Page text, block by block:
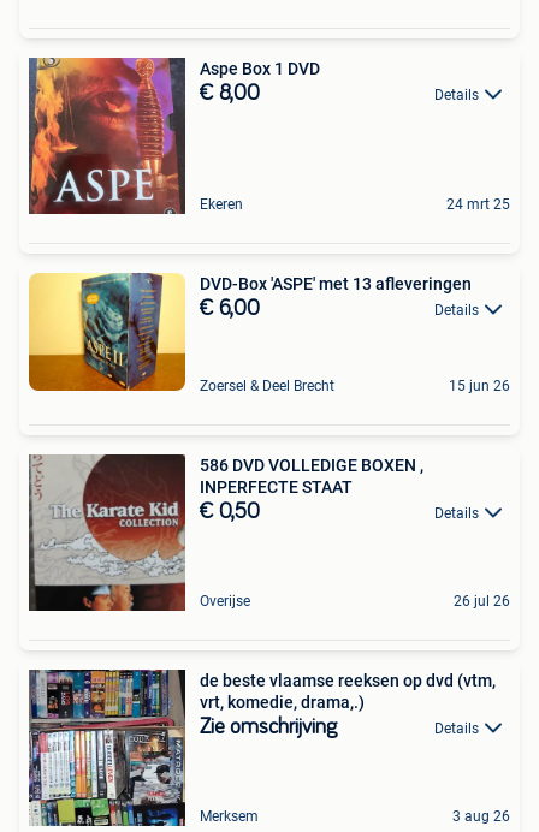
Aspe Box 1 DVD
€ 8,00 Details
Ekeren 24 mrt 25
DVD-Box 'ASPE' met 13 afleveringen
€ 6,00 Details
Zoersel & Deel Brecht 15 jun 26
586 DVD VOLLEDIGE BOXEN ,
INPERFECTE STAAT
€ 0,50 Details
Overijse 26 jul 26
de beste vlaamse reeksen op dvd (vtm,
vrt, komedie, drama,.)
Zie omschrijving Details
Merksem 3 aug 26